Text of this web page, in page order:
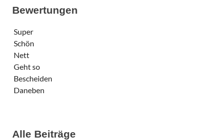
Bewertungen
Super
Schön
Nett
Geht so
Bescheiden
Daneben
Alle Beiträge